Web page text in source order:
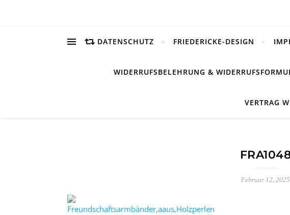
DATENSCHUTZ FRIEDERICKE-DESIGN
WIDERRUFSBELEHRUNG &
VERTRAG
Februar 12, 2025